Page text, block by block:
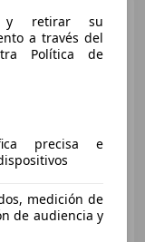
Benz A 45
8G-DCT
310 kW (421 CV)
y retirar su
a través del
Política de
precisa e
medición de
de audiencia y